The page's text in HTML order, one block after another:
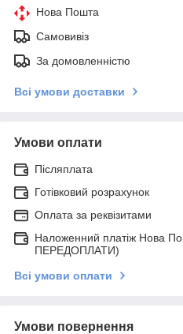
Нова Пошта
Самовивіз
За домовленністю
Всі умови доставки
Умови оплати
Післяплата
Готівковий розрахунок
Оплата за реквізитами
Наложенний платіж Нова
ПЕРЕДОПЛАТИ)
Всі умови оплати
Умови повернення